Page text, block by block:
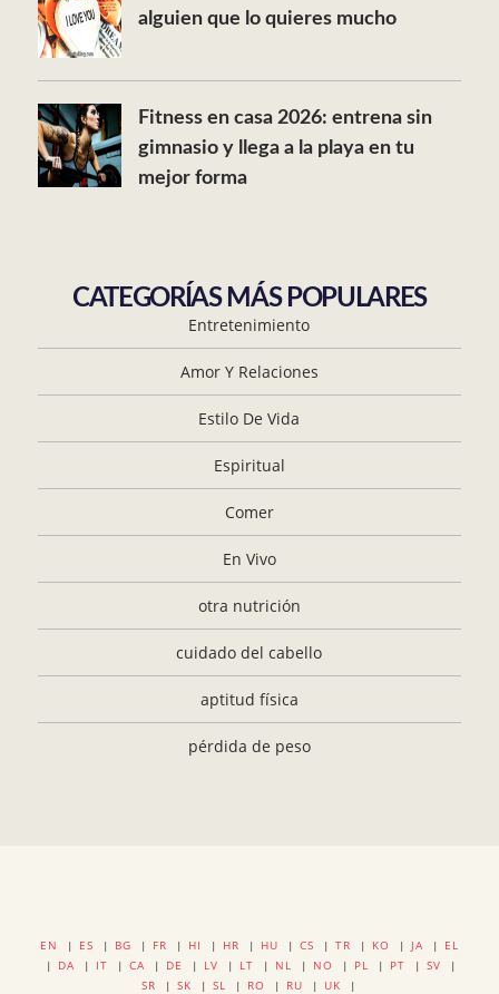
alguien que lo quieres mucho
Fitness en casa 2026: entrena sin
gimnasio y llega a la playa en tu
mejor forma
CATEGORÍAS MÁS POPULARES
Entretenimiento
Amor Y Relaciones
Estilo De Vida
Espiritual
Comer
En Vivo
otra nutrición
cuidado del cabello
aptitud física
pérdida de peso
EN | ES | BG | FR | HI | HR | HU | CS | TR | KO | JA | EL
| DA | IT | CA | DE | LV | LT | NL | NO | PL | PT | SV |
SR | SK | SL | RO | RU | UK |